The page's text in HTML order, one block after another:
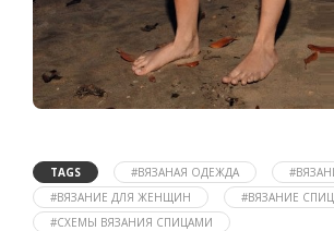
TAGS #ВЯЗАНАЯ ОДЕЖДА
#ВЯЗАНИЕ ДЛЯ ЖЕНЩИН
#ВЯЗАНИЕ
#СХЕМЫ ВЯЗАНИЯ СПИЦАМИ